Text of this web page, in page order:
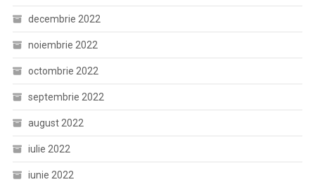
decembrie 2022
noiembrie 2022
octombrie 2022
septembrie 2022
august 2022
iulie 2022
iunie 2022